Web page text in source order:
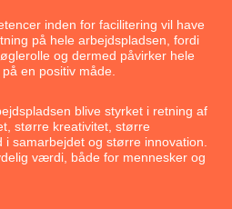
inden for facilitering vil have
på hele arbejdspladsen, fordi
og dermed påvirker hele
en positiv måde.
blive styrket i retning af
større kreativitet, større
i samarbejdet og større innovation.
værdi, både for mennesker og